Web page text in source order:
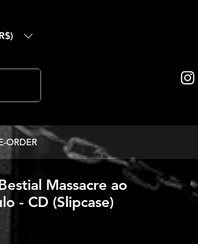
ORDER
Massacre ao
- CD (Slipcase)